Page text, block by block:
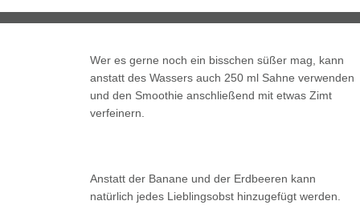
Wer es gerne noch ein bisschen süßer mag, kann
anstatt des Wassers auch 250 ml Sahne verwenden
und den Smoothie anschließend mit etwas Zimt
verfeinern.
Anstatt der Banane und der Erdbeeren kann
natürlich jedes Lieblingsobst hinzugefügt werden.